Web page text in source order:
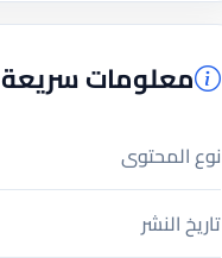
معلومات سريعة
نوع المحتوى
تاريخ النشر